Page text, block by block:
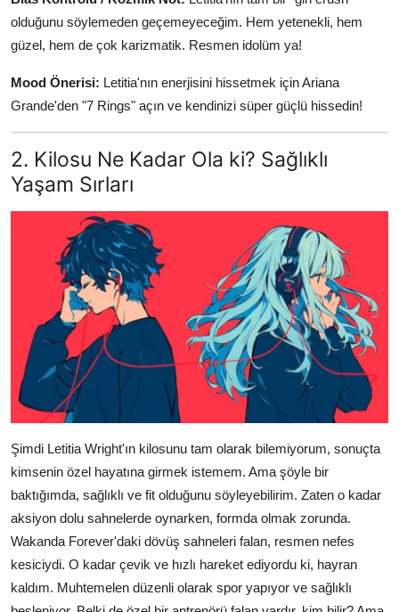
olduğunu söylemeden geçemeyeceğim. Hem yetenekli, hem
güzel, hem de çok karizmatik. Resmen idolüm ya!
Mood Önerisi: Letitia'nın enerjisini hissetmek için Ariana
Grande'den "7 Rings" açın ve kendinizi süper güçlü hissedin!
2. Kilosu Ne Kadar Ola ki? Sağlıklı
Yaşam Sırları
Şimdi Letitia Wright'ın kilosunu tam olarak bilemiyorum, sonuçta
kimsenin özel hayatına girmek istemem. Ama şöyle bir
baktığımda, sağlıklı ve fit olduğunu söyleyebilirim. Zaten o kadar
aksiyon dolu sahnelerde oynarken, formda olmak zorunda.
Wakanda Forever'daki dövüş sahneleri falan, resmen nefes
kesiciydi. O kadar çevik ve hızlı hareket ediyordu ki, hayran
kaldım. Muhtemelen düzenli olarak spor yapıyor ve sağlıklı